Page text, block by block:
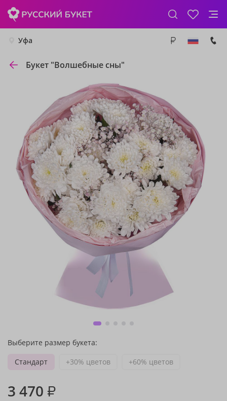
Уфа
Букет "Волшебные сны"
Выберите размер букета:
Стандарт
+30% цветов +60% цветов
3 470 ₽